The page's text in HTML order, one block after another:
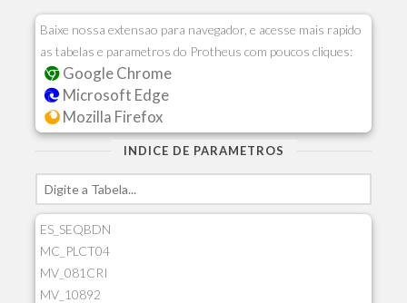
Baixe nossa extensao para navegador, e acesse mais rapido
as tabelas e parametros do Protheus com poucos cliques:
Google Chrome
Microsoft Edge
Mozilla Firefox
INDICE DE PARAMETROS
ES_SEQBDN
MC_PLCT04
MV_081CRI
MV_10892